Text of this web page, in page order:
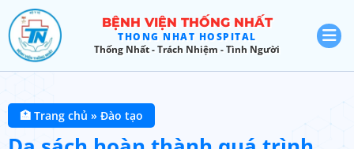
BỆNH VIỆN THỐNG NHẤT
THONG NHAT HOSPITAL
Thống Nhất - Trách Nhiệm - Tình Người
🏥 Trang chủ » Đào tạo